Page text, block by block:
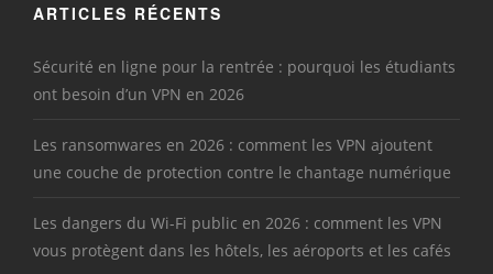
ARTICLES RÉCENTS
Sécurité en ligne pour la rentrée : pourquoi les étudiants
ont besoin d’un VPN en 2026
Les ransomwares en 2026 : comment les VPN ajoutent
une couche de protection contre le chantage numérique
Les dangers du Wi-Fi public en 2026 : comment les VPN
vous protègent dans les hôtels, les aéroports et les cafés